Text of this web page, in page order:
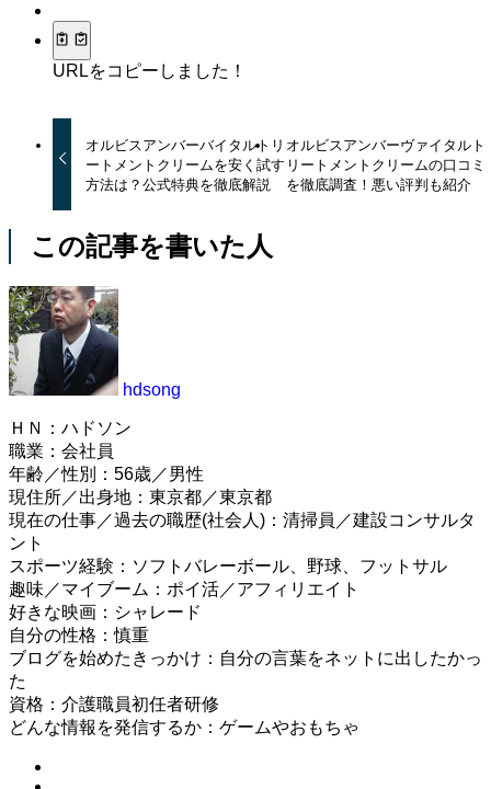
URLをコピーしました！
オルビスアンバーバイタルトリ
ートメントクリームを安く試す
方法は？公式特典を徹底解説
オルビスアンバーヴァイタルト
リートメントクリームの口コミ
を徹底調査！悪い評判も紹介
この記事を書いた人
hdsong
ＨＮ：ハドソン
職業：会社員
年齢／性別：56歳／男性
現住所／出身地：東京都／東京都
現在の仕事／過去の職歴(社会人)：清掃員／建設コンサルタ
ント
スポーツ経験：ソフトバレーボール、野球、フットサル
趣味／マイブーム：ポイ活／アフィリエイト
好きな映画：シャレード
自分の性格：慎重
ブログを始めたきっかけ：自分の言葉をネットに出したかっ
た
資格：介護職員初任者研修
どんな情報を発信するか：ゲームやおもちゃ